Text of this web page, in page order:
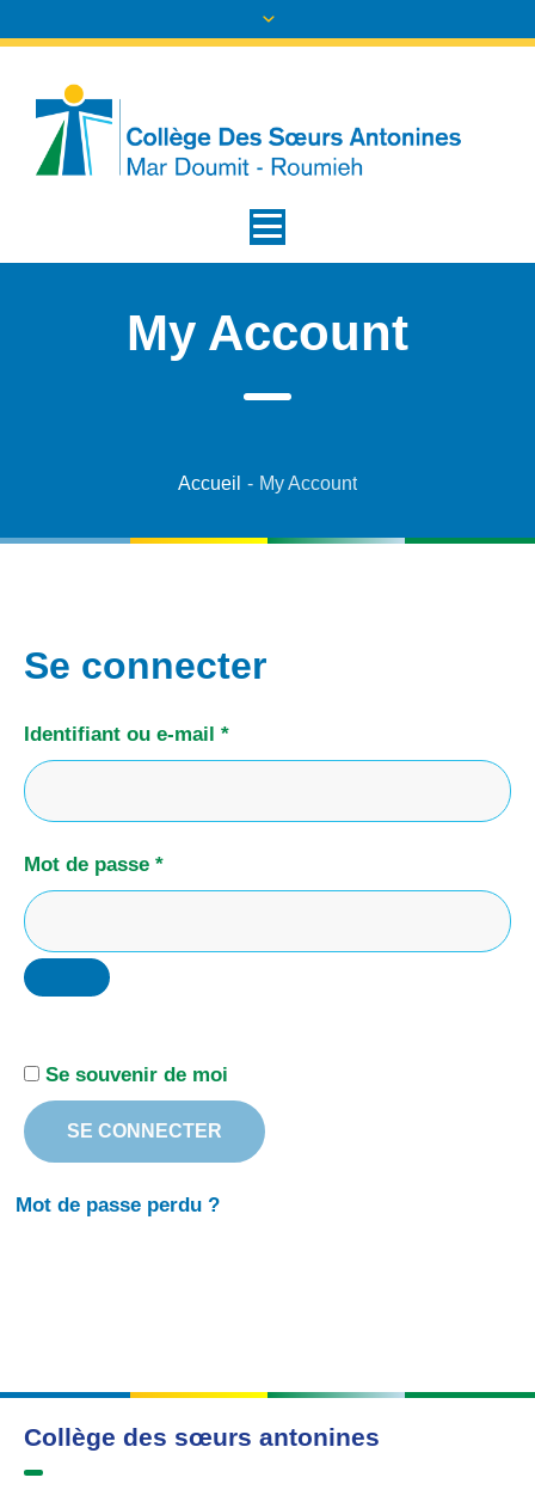
My Account
Accueil - My Account
Se connecter
Identifiant ou e-mail*Obligatoire
Mot de passe*Obligatoire
Se souvenir de moi
SE CONNECTER
Mot de passe perdu ?
Collège des sœurs antonines